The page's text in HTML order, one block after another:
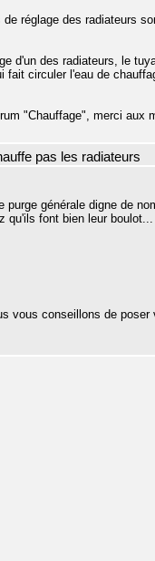
réglage des radiateurs
d'un des radiateurs, le
fait circuler l'eau de
"Chauffage", merci aux
pas les radiateurs
générale digne de
qu'ils font bien leur boulot...
vous conseillons de